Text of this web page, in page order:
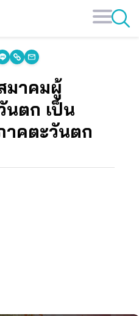
มาคมผู้
นตก เป็น
าคตะวันตก